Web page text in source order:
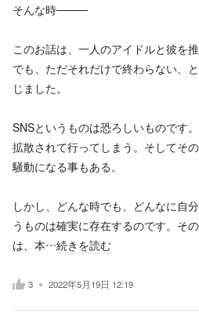
そんな時────
このお話は、一人のアイドルと彼を
でも、ただそれだけで終わらない、
じました。
SNSというものは恐ろしいものです
拡散されて行ってしまう。そしてそ
騒動になる事もある。
しかし、どんな時でも、どんなに自
うものは確実に存在するのです。そ
は、本…続きを読む
3 2022年5月19日 12:19